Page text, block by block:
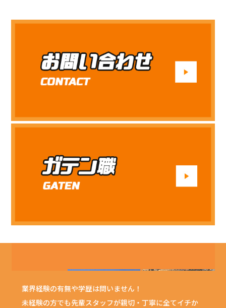
業界経験の有無や学歴は問いません！
未経験の方でも先輩スタッフが親切・丁寧に全てイチか